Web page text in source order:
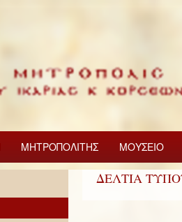
ΜΗΤΡΟΠΟΛΙΤΗΣ ΜΟΥΣΕΙΟ
ΔΕΛΤΙΑ